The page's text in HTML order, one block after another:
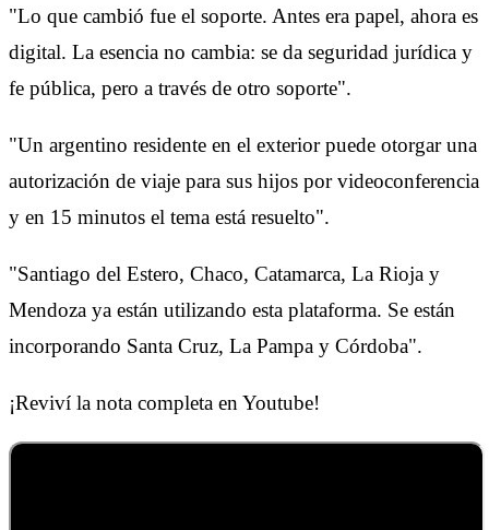
"Lo que cambió fue el soporte. Antes era papel, ahora es
digital. La esencia no cambia: se da seguridad jurídica y
fe pública, pero a través de otro soporte".
"Un argentino residente en el exterior puede otorgar una
autorización de viaje para sus hijos por videoconferencia
y en 15 minutos el tema está resuelto".
"Santiago del Estero, Chaco, Catamarca, La Rioja y
Mendoza ya están utilizando esta plataforma. Se están
incorporando Santa Cruz, La Pampa y Córdoba".
¡Reviví la nota completa en Youtube!